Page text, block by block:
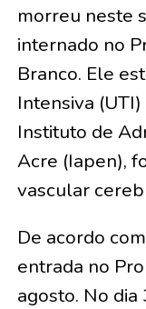
morreu neste
internado no
Branco. Ele
Intensiva
Instituto de
Acre (Iapen),
vascular
De acordo
entrada no
agosto. No dia